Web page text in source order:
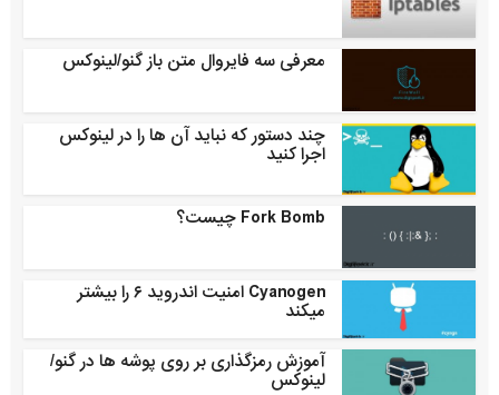
معرفی سه فایروال متن باز گنو/لینوکس
چند دستور که نباید آن ها را در لینوکس
اجرا کنید
Fork Bomb چیست؟
Cyanogen امنیت اندروید ۶ را بیشتر
میکند
آموزش رمزگذاری بر روی پوشه ها در گنو/
لینوکس